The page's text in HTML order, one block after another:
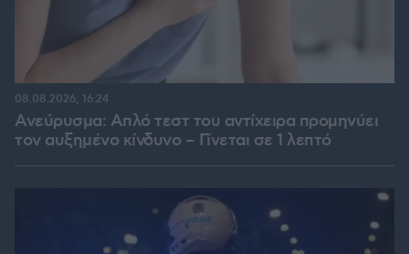
Ανεύρυσμα: Απλό τεστ του αντίχειρα προμηνύει
τον αυξημένο κίνδυνο – Γίνεται σε 1 λεπτό
08.08.2026, 16:24